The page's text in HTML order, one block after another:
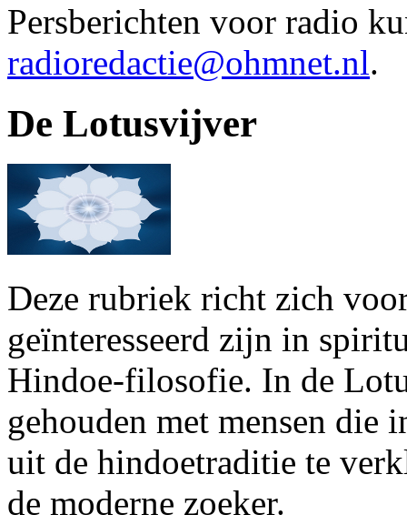
Persberichten voor radio
radioredactie@ohmnet.nl.
De Lotusvijver
Deze rubriek richt zich
geïnteresseerd zijn in
Hindoe-filosofie. In de
gehouden met mensen die
uit de hindoetraditie te
de moderne zoeker.